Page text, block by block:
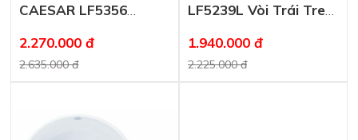
CAESAR LF5356
2.270.000 đ
2.635.000 đ
LF5239L Vòi Trái Treo
1.940.000 đ
2.225.000 đ